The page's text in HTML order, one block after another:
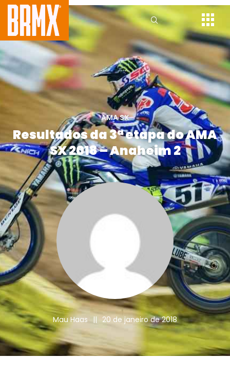
AMA SX
Resultados da 3ª etapa do AMA
SX 2018 – Anaheim 2
Mau Haas || 20 de janeiro de 2018